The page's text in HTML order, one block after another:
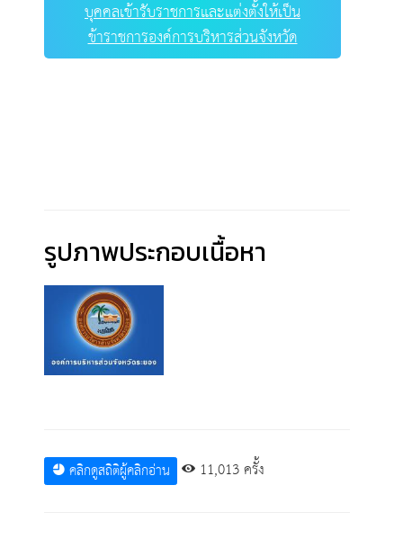
บุคคลเข้ารับราชการและแต่งตั้งให้เป็น
ข้าราชการองค์การบริหารส่วนจังหวัด
รูปภาพประกอบเนื้อหา
คลิกดูสถิติผู้คลิกอ่าน 11,013 ครั้ง